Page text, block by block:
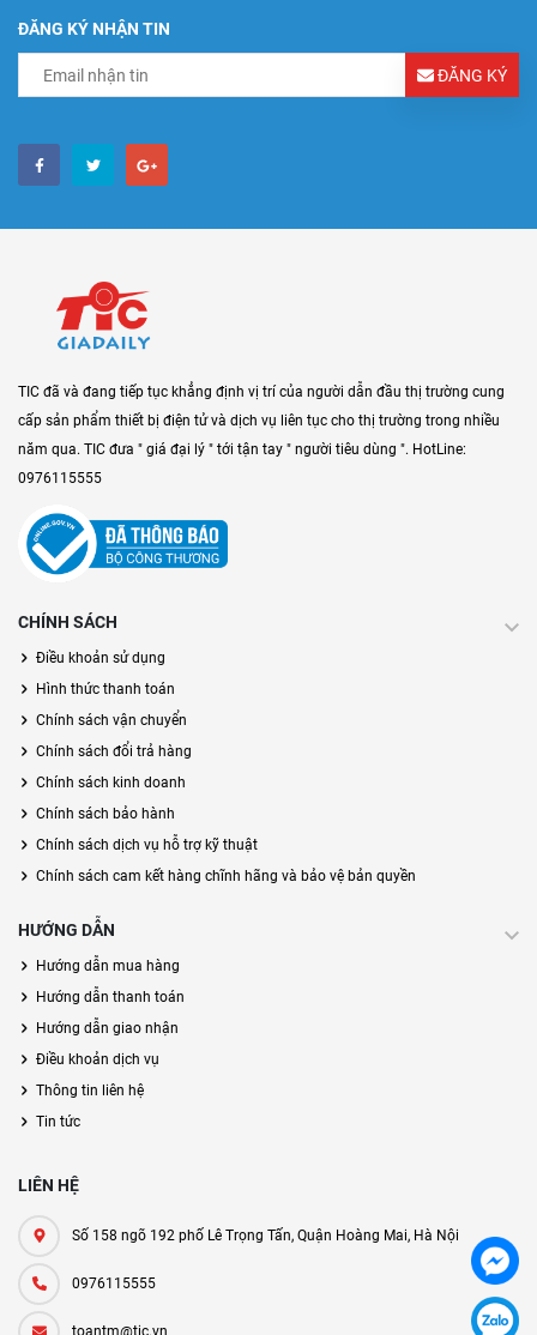
ĐĂNG KÝ NHẬN TIN
ĐĂNG KÝ
TIC đã và đang tiếp tục khẳng định vị trí của người dẫn đầu thị trường cung
cấp sản phẩm thiết bị điện tử và dịch vụ liên tục cho thị trường trong nhiều
năm qua. TIC đưa " giá đại lý " tới tận tay " người tiêu dùng ". HotLine:
0976115555
CHÍNH SÁCH
Điều khoản sử dụng
Hình thức thanh toán
Chính sách vận chuyển
Chính sách đổi trả hàng
Chính sách kinh doanh
Chính sách bảo hành
Chính sách dịch vụ hỗ trợ kỹ thuật
Chính sách cam kết hàng chĩnh hãng và bảo vệ bản quyền
HƯỚNG DẪN
Hướng dẫn mua hàng
Hướng dẫn thanh toán
Hướng dẫn giao nhận
Điều khoản dịch vụ
Thông tin liên hệ
Tin tức
LIÊN HỆ
Số 158 ngõ 192 phố Lê Trọng Tấn, Quận Hoàng Mai, Hà Nội
0976115555
toantm@tic.vn